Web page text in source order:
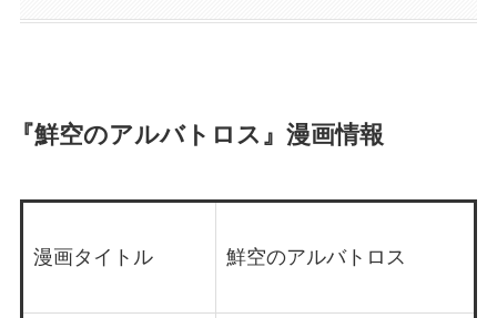
『鮮空のアルバトロス』漫画情報
漫画タイトル 鮮空のアルバトロス